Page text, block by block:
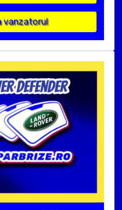
vanzatorul